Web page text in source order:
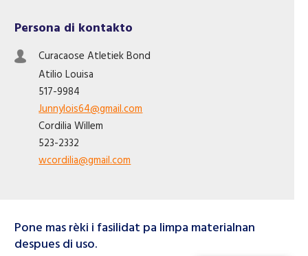
Persona di kontakto
Curacaose Atletiek Bond
AtilioLouisa
517-9984
Junnylois64@gmail.com
CordiliaWillem
523-2332
wcordilia@gmail.com
Pone mas rèki i fasilidat pa limpa materialnan
despues di uso.